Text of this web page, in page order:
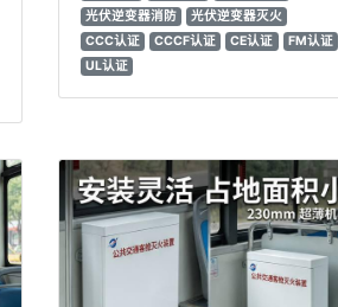
光伏逆变器消防
光伏逆变器灭火
CCC认证
CCCF认证 CE认证
FM认证
UL认证